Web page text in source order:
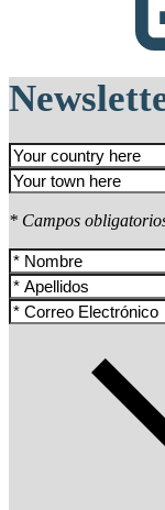
* Campos